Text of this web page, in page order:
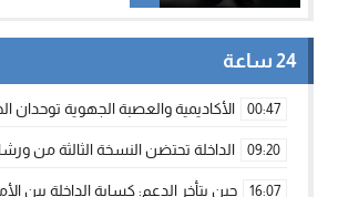
24 ساعة
00:47 الأكاديمية والعصبة الجهوية توحدان
09:20 الداخلة تحتضن النسخة الثالثة من
16:07 حين يتأخر الدعم: كسابة الداخلة بين